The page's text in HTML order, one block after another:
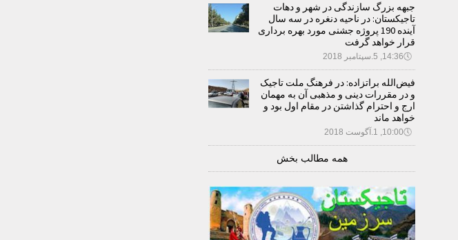
جبهه بزرگ سازندگی در شهر و دهات
تاجیکستان: در ناحیه دنغره در سه سال
آینده 190 پروژه جشنی مورد بهره برداری
قرار خواهد گرفت
🕔14:36, 5.سپتامبر 2018
فیض‌الله براتزاده: در فرهنگ ملت تاجیک
و در مقررات دینی و مذهبی آن به مهمان
ارج و احترام گذاشتن در مقام اول بود و
خواهد ماند
🕔10:00, 1.آگوست 2018
همه مطالب بخش